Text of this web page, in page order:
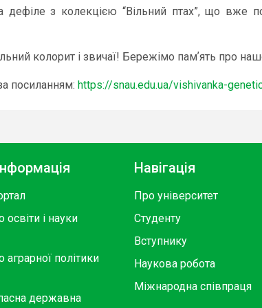
дефіле з колекцією “Вільний птах”, що
колорит і звичаї! Бережімо памʼять про
посиланням: https://snau.edu.ua/vishivanka-
освіти і науки
аграрної політики
державна
Навігація
Про університет
Студенту
Вступнику
Наукова робота
Міжнародна співпраця